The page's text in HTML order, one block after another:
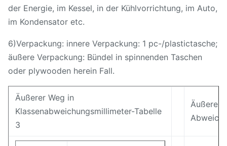
der Energie, im Kessel, in der Kühlvorrichtung, im Auto,
im Kondensator etc.
6)Verpackung: innere Verpackung: 1 pc-/plastictasche;
äußere Verpackung: Bündel in spinnenden Taschen
oder plywooden herein Fall.
Äußerer Weg in
Klassenabweichungsmillimeter-Tabelle
3
Äußere